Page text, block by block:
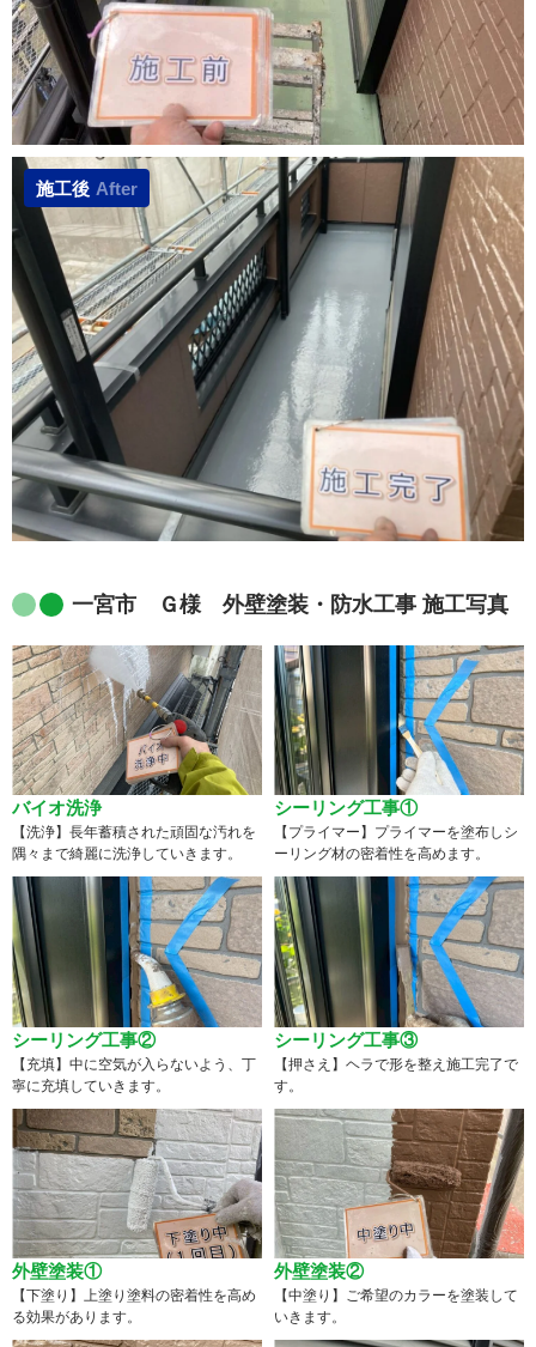
施工後 After
一宮市 Ｇ様 外壁塗装・防水工事 施工写真
バイオ洗浄
【洗浄】長年蓄積された頑固な汚れを
隅々まで綺麗に洗浄していきます。
シーリング工事①
【プライマー】プライマーを塗布しシ
ーリング材の密着性を高めます。
シーリング工事②
【充填】中に空気が入らないよう、丁
寧に充填していきます。
シーリング工事③
【押さえ】ヘラで形を整え施工完了で
す。
外壁塗装①
【下塗り】上塗り塗料の密着性を高め
る効果があります。
外壁塗装②
【中塗り】ご希望のカラーを塗装して
いきます。